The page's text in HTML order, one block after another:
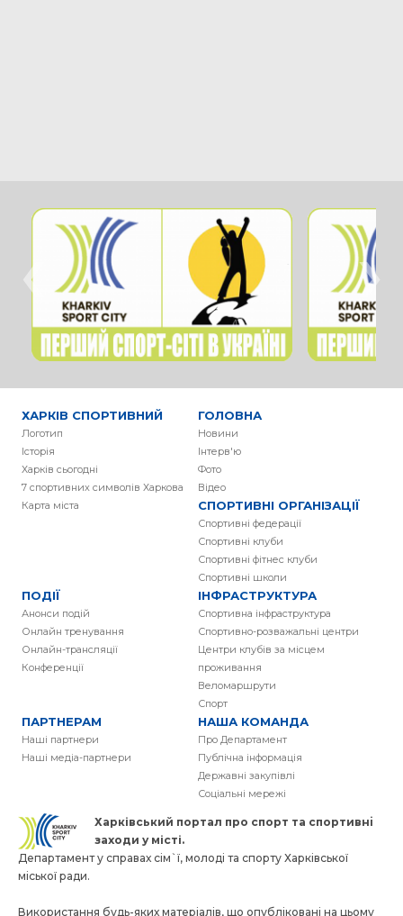
‹ ›
ХАРКІВ СПОРТИВНИЙ
Логотип
Історія
Харків сьогодні
7 спортивних символів Харкова
Карта міста
ГОЛОВНА
Новини
Інтерв'ю
Фото
Вiдео
СПОРТИВНІ ОРГАНІЗАЦІЇ
Спортивні федерації
Спортивні клуби
Спортивні фітнес клуби
Спортивні школи
ПОДІЇ
Анонси подій
Онлайн тренування
Онлайн-трансляції
Конференції
ІНФРАСТРУКТУРА
Спортивна інфраструктура
Спортивно-розважальні центри
Центри клубів за місцем
проживання
Веломаршрути
Спорт
ПАРТНЕРАМ
Наші партнери
Наші медіа-партнери
НАША КОМАНДА
Про Департамент
Публічна інформація
Державні закупівлі
Соціальні мережі
Харківський портал про спорт та спортивнi
заходи у місті.
Департамент у справах сім`ї, молоді та спорту Харківської
міської ради.
Використання будь-яких матеріалів, що опубліковані на цьому